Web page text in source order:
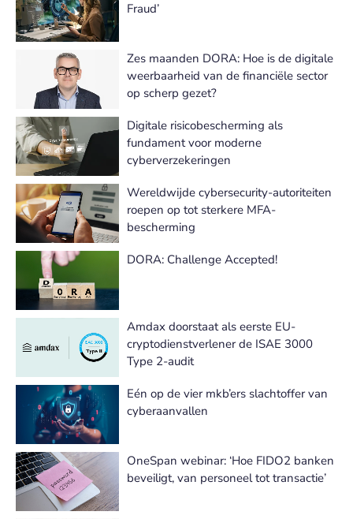
Fraud’
Zes maanden DORA: Hoe is de digitale
weerbaarheid van de financiële sector
op scherp gezet?
Digitale risicobescherming als
fundament voor moderne
cyberverzekeringen
Wereldwijde cybersecurity-autoriteiten
roepen op tot sterkere MFA-
bescherming
DORA: Challenge Accepted!
Amdax doorstaat als eerste EU-
cryptodienstverlener de ISAE 3000
Type 2-audit
Eén op de vier mkb’ers slachtoffer van
cyberaanvallen
OneSpan webinar: ‘Hoe FIDO2 banken
beveiligt, van personeel tot transactie’